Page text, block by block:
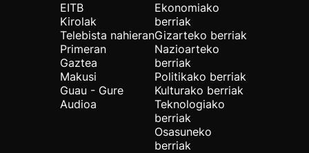
EITB
Kirolak
Telebista nahieran
Primeran
Gaztea
Makusi
Guau - Gure
Audioa
Ekonomiako
berriak
Gizarteko berriak
Nazioarteko
berriak
Politikako berriak
Kulturako berriak
Teknologiako
berriak
Osasuneko
berriak